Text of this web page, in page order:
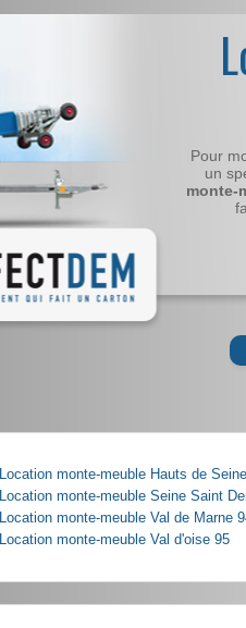
Pour
un
monte-
Location monte-meuble Hauts de
Location monte-meuble Seine Saint
Location monte-meuble Val de Marne
Location monte-meuble Val d'oise 95